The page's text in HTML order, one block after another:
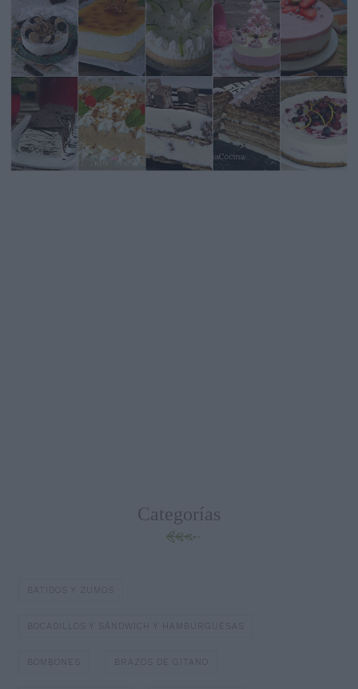
Categorías
BATIDOS Y ZUMOS
BOCADILLOS Y SÁNDWICH Y HAMBURGUESAS
BOMBONES BRAZOS DE GITANO